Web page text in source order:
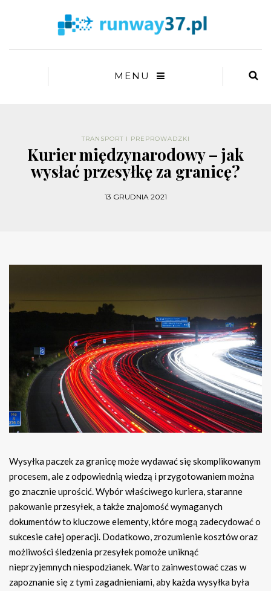
MENU
TRANSPORT I PREPROWADZKI
Kurier międzynarodowy – jak
wysłać przesyłkę za granicę?
13 GRUDNIA 2021
Wysyłka paczek za granicę może wydawać się skomplikowanym
procesem, ale z odpowiednią wiedzą i przygotowaniem można
go znacznie uprościć. Wybór właściwego kuriera, staranne
pakowanie przesyłek, a także znajomość wymaganych
dokumentów to kluczowe elementy, które mogą zadecydować o
sukcesie całej operacji. Dodatkowo, zrozumienie kosztów oraz
możliwości śledzenia przesyłek pomoże uniknąć
nieprzyjemnych niespodzianek. Warto zainwestować czas w
zapoznanie się z tymi zagadnieniami, aby każda wysyłka była